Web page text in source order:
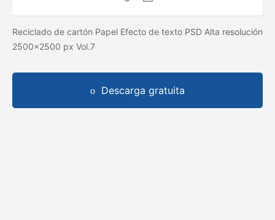
Reciclado de cartón Papel Efecto de texto PSD Alta resolución
2500x2500 px Vol.7
Descarga gratuita